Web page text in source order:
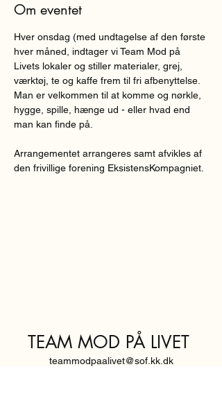
Om eventet
Hver onsdag (med undtagelse af den første
hver måned, indtager vi Team Mod på
Livets lokaler og stiller materialer, grej,
værktøj, te og kaffe frem til fri afbenyttelse.
Man er velkommen til at komme og nørkle,
hygge, spille, hænge ud - eller hvad end
man kan finde på.
Arrangementet arrangeres samt afvikles af
den frivillige forening EksistensKompagniet.
TEAM MOD PÅ LIVET
teammodpaalivet@sof.kk.dk